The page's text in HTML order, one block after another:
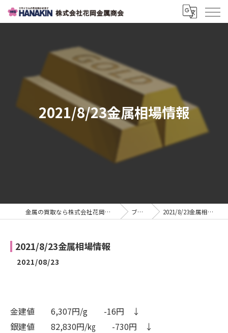
2021/8/23金属相場情報
金属の買取なら株式会社花岡金属商会 ブログ 2021/8/23金属相場情報
2021/8/23金属相場情報
2021/08/23
金建値 6,307円/g -16円 ↓
銀建値 82,830円/㎏ -730円 ↓